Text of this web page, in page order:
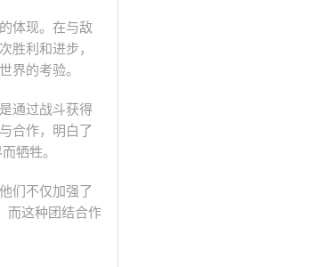
体现。在与敌
胜利和进步，
界的考验。
通过战斗获得
合作，明白了
牺牲。
们不仅加强了
而这种团结合作